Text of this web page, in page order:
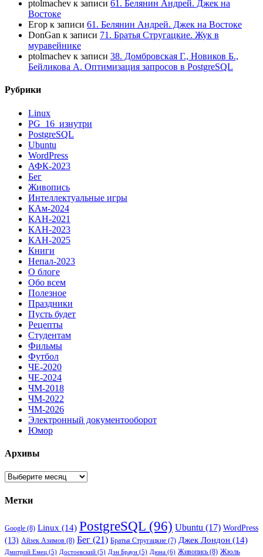
ptolmachev к записи 61. Белянин Андрей. Джек на
Востоке
Егор к записи 61. Белянин Андрей. Джек на Востоке
DonGan к записи 71. Братья Стругацкие. Жук в
муравейнике
ptolmachev к записи 38. Домбровская Г., Новиков Б.,
Бейликова А. Оптимизация запросов в PostgreSQL
Рубрики
Linux
PG_16_изнутри
PostgreSQL
Ubuntu
WordPress
АФК-2023
Бег
Живопись
Интеллектуальные игры
КАм-2024
КАН-2021
КАН-2023
КАН-2025
Книги
Непал-2023
О блоге
Обо всем
Полезное
Праздники
Пусть будет
Рецепты
Студентам
Фильмы
Футбол
ЧЕ-2020
ЧЕ-2024
ЧМ-2018
ЧМ-2022
ЧМ-2026
Электронный документооборот
Юмор
Архивы
Архивы
Метки
Google (8) Linux (14) PostgreSQL (96) Ubuntu (17) WordPress
(13) Айзек Азимов (8) Бег (21) Братья Стругацкие (7) Джек Лондон (14)
Дмитрий Емец (5) Достоевский (5) Дэн Браун (5) Дюна (6) Живопись (8) Жюль